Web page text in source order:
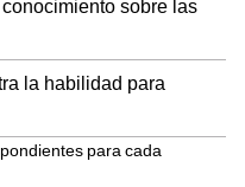
sobre las
la habilidad para
para cada